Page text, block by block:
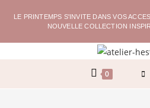
LE PRINTEMPS S'INVITE DANS VOS
NOUVELLE COLLECTION
0